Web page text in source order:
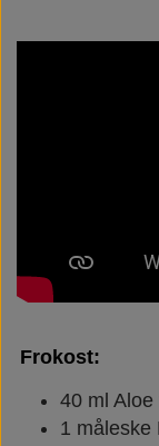
Frokost:
40 ml
1 måleske